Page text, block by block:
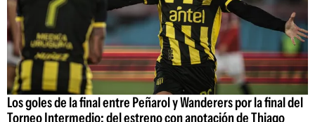
Los goles de la final entre Peñarol y Wanderers por la final del
Torneo Intermedio: del estreno con anotación de Thiago